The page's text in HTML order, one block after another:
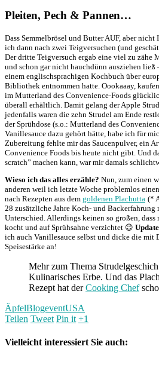
Pleiten, Pech & Pannen…
Dass Semmelbrösel und Butter AUF, aber
ich dann nach zwei Teigversuchen (und
Der dritte Teigversuch ergab eine viel zu zähe
und schon gar nicht hauchdünn ausziehen
einem englischsprachigen Kochbuch über
Bibliothek entnommen hatte. Oookaaay,
im Mutterland des Convenience-Foods
überall erhältlich. Damit gelang der Apple
jedenfalls waren die zehn Strudel am Ende
der Sprühdose (s.o.: Mutterland des
Vanillesauce dazu gehört hätte, habe ich für
Zubereitung fehlte mir das Saucenpulver, ein
Convenience Foods bis heute nicht gibt. Und
scratch” machen kann, war mir damals
Wieso ich das alles erzähle? Nun, zum einen
anderen weil ich letzte Woche problemlos
nach Rezepten aus dem goldenen Plachutta (*
28 zusätzliche Jahre Koch- und Backerfahrung
Unterschied. Allerdings keinen so großen, dass
kocht und auf Sprühsahne verzichtet 😉
ich auch Vanillesauce selbst und dicke die mit
Speisestärke an!
Mehr zum Thema
Kulinarisches Erbe. Und das
Rezept hat derCooking Chef
ÄpfelBlogeventUSA
Teilen Tweet Pin it +1
Vielleicht interessiert Sie auch: